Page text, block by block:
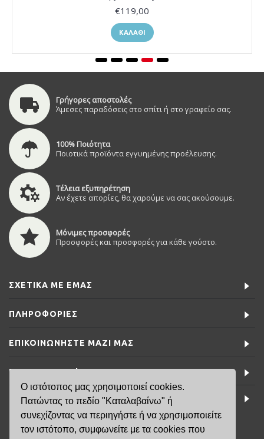
Ο ιστότοπος μας χρησιμοποιεί cookies.
Πατώντας το πεδίο "Καταλαβαίνω" ή
συνεχίζοντας να περιηγήστε ή να χρησιμοποιείτε
τον ιστότοπο, συμφωνείτε με τα cookies που
€119,00
ΚΑΛΆΘΙ
Γρήγορες αποστολές
Άμεσες παραδόσεις στο σπίτι ή στο γραφείο σας.
100% Ποιότητα
Ποιοτικά προϊόντα εγγυημένης προέλευσης.
Τέλεια εξυπηρέτηση
Αν έχετε απορίες, θα χαρούμε να σας ακούσουμε.
Μόνιμες προσφορές
Προσφορές και προσφορές για κάθε γούστο.
ΣΧΕΤΙΚΆ ΜΕ ΕΜΆΣ
ΠΛΗΡΟΦΟΡΊΕΣ
ΕΠΙΚΟΙΝΩΝΉΣΤΕ ΜΑΖΊ ΜΑΣ
ΕΙΔΙΚΈΣ ΠΡΟΣΦΟΡΈΣ
ΤΕΛΕΥΤΑΊΑ ΝΈΑ